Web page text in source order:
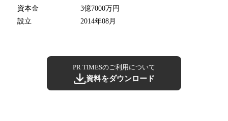
資本金
3億7000万円
設立
2014年08月
PR TIMESのご利用について
資料をダウンロード